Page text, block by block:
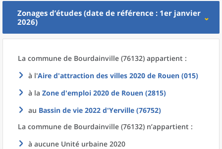
Zonages d’études (date de référence : 1er janvier
2026)
La commune de Bourdainville (76132) appartient :
à l'Aire d'attraction des villes 2020 de Rouen (015)
à la Zone d'emploi 2020 de Rouen (2815)
au Bassin de vie 2022 d'Yerville (76752)
La commune de Bourdainville (76132) n’appartient :
à aucune Unité urbaine 2020